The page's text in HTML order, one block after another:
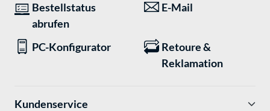
Bestellstatus
abrufen
E-Mail
PC-Konfigurator
Retoure &
Reklamation
Kundenservice